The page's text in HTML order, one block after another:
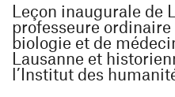
Leçon inaugurale de
professeure ordinaire
biologie et de
Lausanne et
l’Institut des